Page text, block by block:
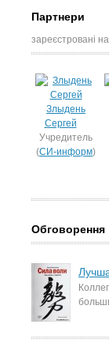
Партнери
зареєстровані
Злыдень
Сергей
Учредитель
(СИ-информ)
Обговорення